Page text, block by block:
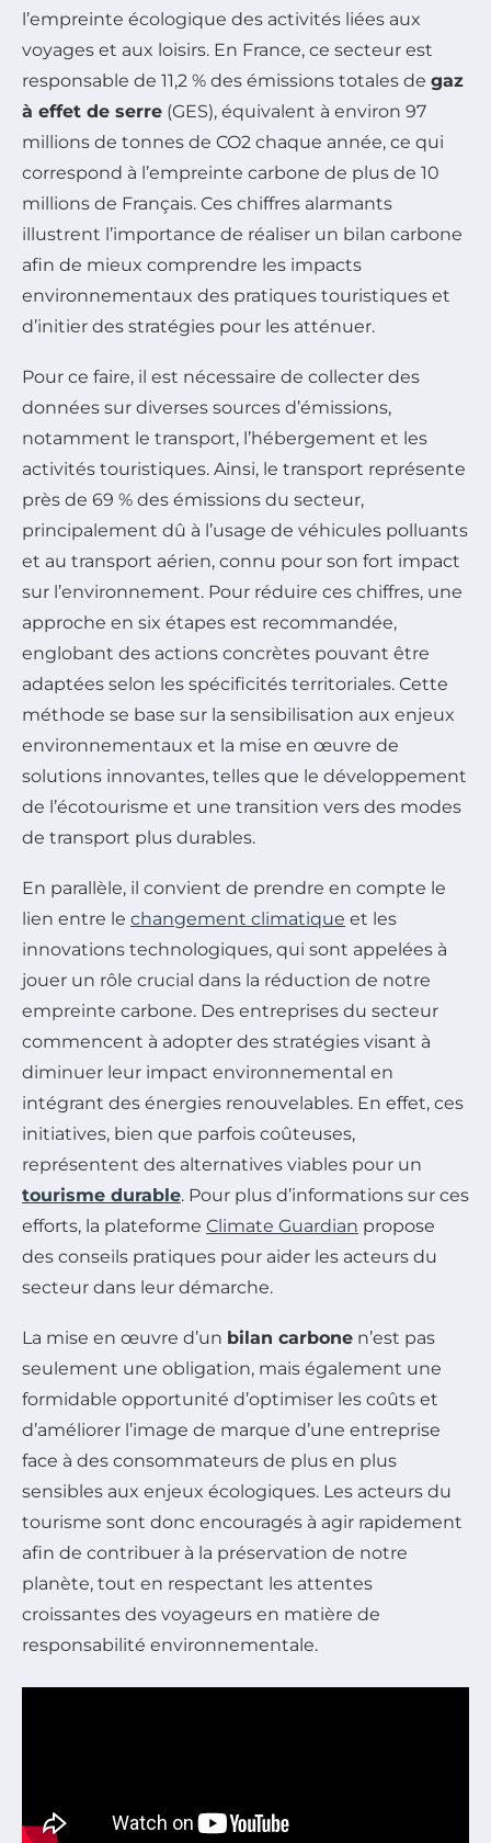
l’empreinte écologique des activités liées aux
voyages et aux loisirs. En France, ce secteur est
responsable de 11,2 % des émissions totales de gaz
à effet de serre (GES), équivalent à environ 97
millions de tonnes de CO2 chaque année, ce qui
correspond à l’empreinte carbone de plus de 10
millions de Français. Ces chiffres alarmants
illustrent l’importance de réaliser un bilan carbone
afin de mieux comprendre les impacts
environnementaux des pratiques touristiques et
d’initier des stratégies pour les atténuer.
Pour ce faire, il est nécessaire de collecter des
données sur diverses sources d’émissions,
notamment le transport, l’hébergement et les
activités touristiques. Ainsi, le transport représente
près de 69 % des émissions du secteur,
principalement dû à l’usage de véhicules polluants
et au transport aérien, connu pour son fort impact
sur l’environnement. Pour réduire ces chiffres, une
approche en six étapes est recommandée,
englobant des actions concrètes pouvant être
adaptées selon les spécificités territoriales. Cette
méthode se base sur la sensibilisation aux enjeux
environnementaux et la mise en œuvre de
solutions innovantes, telles que le développement
de l’écotourisme et une transition vers des modes
de transport plus durables.
En parallèle, il convient de prendre en compte le
lien entre le changement climatique et les
innovations technologiques, qui sont appelées à
jouer un rôle crucial dans la réduction de notre
empreinte carbone. Des entreprises du secteur
commencent à adopter des stratégies visant à
diminuer leur impact environnemental en
intégrant des énergies renouvelables. En effet, ces
initiatives, bien que parfois coûteuses,
représentent des alternatives viables pour un
tourisme durable. Pour plus d’informations sur ces
efforts, la plateforme Climate Guardian propose
des conseils pratiques pour aider les acteurs du
secteur dans leur démarche.
La mise en œuvre d’un bilan carbone n’est pas
seulement une obligation, mais également une
formidable opportunité d’optimiser les coûts et
d’améliorer l’image de marque d’une entreprise
face à des consommateurs de plus en plus
sensibles aux enjeux écologiques. Les acteurs du
tourisme sont donc encouragés à agir rapidement
afin de contribuer à la préservation de notre
planète, tout en respectant les attentes
croissantes des voyageurs en matière de
responsabilité environnementale.